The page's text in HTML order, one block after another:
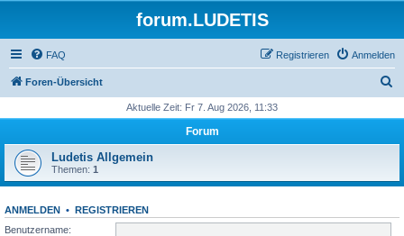
forum.LUDETIS
FAQ Anmelden
Registrieren
Foren-Übersicht
h
Aktuelle Zeit: Fr 7. Aug 2026, 11:33
Forum
Ludetis Allgemein
Themen: 1
ANMELDEN • REGISTRIEREN
Benutzername: